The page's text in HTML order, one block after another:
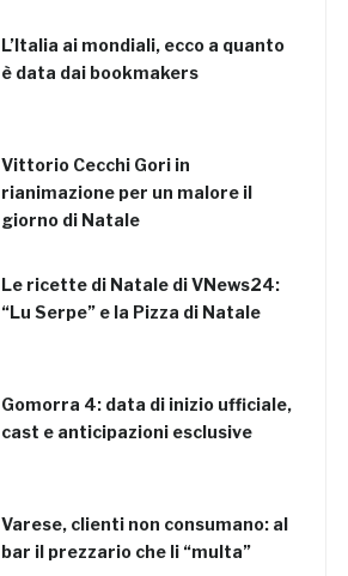
L’Italia ai mondiali, ecco a quanto
è data dai bookmakers
Vittorio Cecchi Gori in
rianimazione per un malore il
giorno di Natale
Le ricette di Natale di VNews24:
“Lu Serpe” e la Pizza di Natale
Gomorra 4: data di inizio ufficiale,
cast e anticipazioni esclusive
Varese, clienti non consumano: al
bar il prezzario che li “multa”